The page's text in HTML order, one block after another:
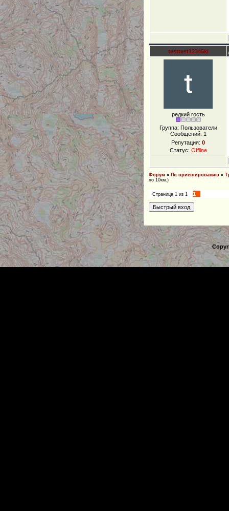
testtest12345kl
редкий гость
Группа: Пользователи
Сообщений: 1
Репутация: 0
Статус: Offline
Форум » По ориентированию »
по 10км.)
Страница 1 из 1 1